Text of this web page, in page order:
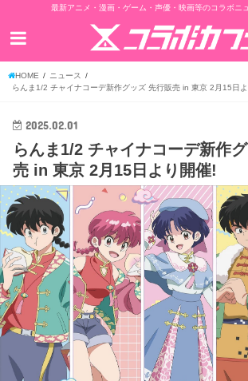
最新アニメ・漫画・ゲーム・声優・映画等のコラボニ
HOME
ニュース
らんま1/2 チャイナコーデ新作グッズ 先行販売 in 東京 2月15日
2025.02.01
らんま1/2 チャイナコーデ新作
売 in 東京 2月15日より開催!